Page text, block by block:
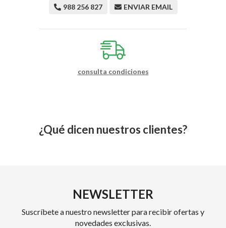
988 256 827 ENVIAR EMAIL
consulta condiciones
¿Qué dicen nuestros clientes?
NEWSLETTER
Suscríbete a nuestro newsletter para recibir ofertas y
novedades exclusivas.